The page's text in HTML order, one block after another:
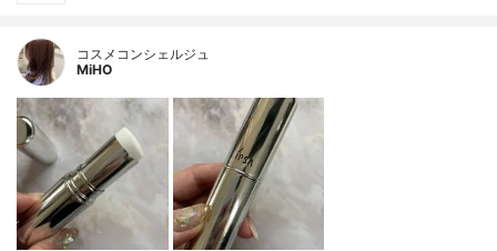
コスメコンシェルジュ
MiHO